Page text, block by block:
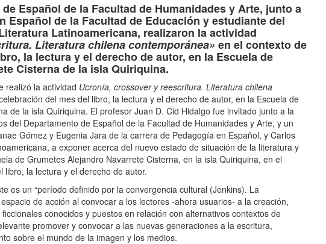
Español de la Facultad de Humanidades y Arte, junto a
Español de la Facultad de Educación y estudiante del
Latinoamericana, realizaron la actividad
Literatura chilena contemporánea» en el contexto de
la lectura y el derecho de autor, en la Escuela de
Cisterna de la isla Quiriquina.
realizó la actividad Ucronía, crossover y reescritura. Literatura chilena
del mes del libro, la lectura y el derecho de autor, en la Escuela de
de la isla Quiriquina. El profesor Juan D. Cid Hidalgo fue invitado junto a la
del Departamento de Español de la Facultad de Humanidades y Arte, y un
Gómez y Eugenia Jara de la carrera de Pedagogía en Español, y Carlos
a exponer acerca del nuevo estado de situación de la literatura y
de Grumetes Alejandro Navarrete Cisterna, en la isla Quiriquina, en el
la lectura y el derecho de autor.
es un “período definido por la convergencia cultural (Jenkins). La
de acción al convocar a los lectores -ahora usuarios- a la creación,
conocidos y puestos en relación con alternativos contextos de
promover y convocar a las nuevas generaciones a la escritura,
sobre el mundo de la imagen y los medios.